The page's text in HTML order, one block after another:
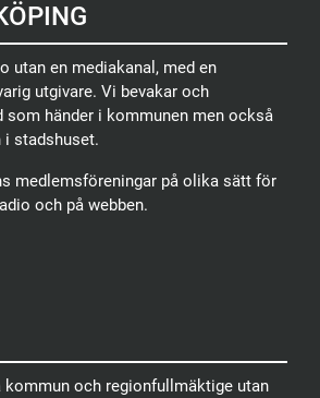
utan en mediakanal, med en
utgivare. Vi bevakar och
som händer i kommunen men också
stadshuset.
medlemsföreningar på olika sätt för
och på webben.
kommun och regionfullmäktige utan